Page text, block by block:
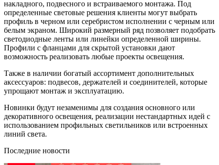
накладного, подвесного и встраиваемого монтажа. Под
определенные световые решения клиенты могут выбрать
профиль в черном или серебристом исполнении с черным или
белым экраном. Широкий размерный ряд позволяет подобрать
светодиодные ленты или линейки определенной ширины.
Профили с фланцами для скрытой установки дают
возможность реализовать любые проекты освещения.
Также в наличии богатый ассортимент дополнительных
аксессуаров: подвесов, держателей и соединителей, которые
упрощают монтаж и эксплуатацию.
Новинки будут незаменимы для создания основного или
декоративного освещения, реализации нестандартных идей с
использованием профильных светильников или встроенных
линий света.
Последние новости